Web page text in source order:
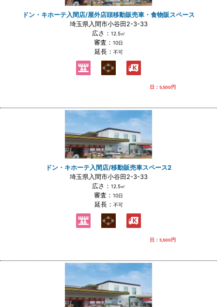
ドン・キホーテ入間店/屋外店頭移動販売車・食物販スペース
埼玉県入間市小谷田2-3-33
広さ： 12.5㎡
審査： 10日
延長： 不可
日： 5,500円
ドン・キホーテ入間店/移動販売車スペース2
埼玉県入間市小谷田2-3-33
広さ： 12.5㎡
審査： 10日
延長： 不可
日： 5,500円